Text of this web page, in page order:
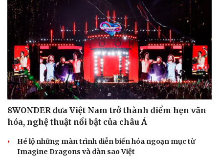
8WONDER đưa Việt Nam trở thành điểm hẹn văn
hóa, nghệ thuật nổi bật của châu Á
Hé lộ những màn trình diễn biến hóa ngoạn mục từ
Imagine Dragons và dàn sao Việt